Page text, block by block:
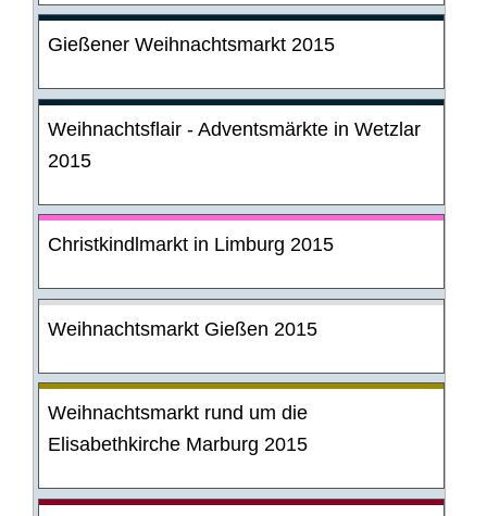
Gießener Weihnachtsmarkt 2015
Weihnachtsflair - Adventsmärkte in Wetzlar
2015
Christkindlmarkt in Limburg 2015
Weihnachtsmarkt Gießen 2015
Weihnachtsmarkt rund um die
Elisabethkirche Marburg 2015